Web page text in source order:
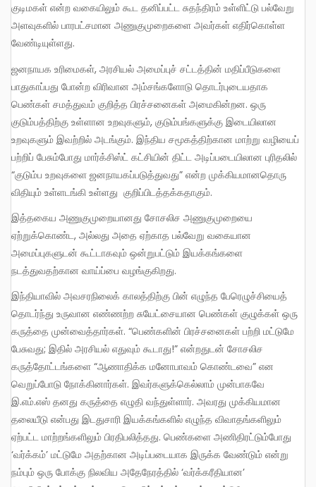
குடிமகள் என்ற வகையிலும் கூட தனிப்பட்ட சுதந்திரம் உள்ளிட்டு பல்வேறு
அளவுகளில் பாரபட்சமான அணுகுமுறைகளை அவர்கள் எதிர்கொள்ள
வேண்டியுள்ளது.
ஜனநாயக உரிமைகள், அரசியல் அமைப்புச் சட்டத்தின் மதிப்பீடுகளை
பாதுகாப்பது போன்ற விரிவான அம்சங்களோடு தொடர்புடையதாக
பெண்கள் சமத்துவம் குறித்த பிரச்சனைகள் அமைகின்றன. ஒரு
குடும்பத்திற்கு உள்ளான உறவுகளும், குடும்பங்களுக்கு இடையிலான
உறவுகளும் இவற்றில் அடங்கும். இந்திய சமூகத்திற்கான மாற்று வழியைப்
பற்றிப் பேசும்போது மார்க்சிஸ்ட் கட்சியின் திட்ட அடிப்படையிலான புரிதலில்
“குடும்ப உறவுகளை ஜனநாயகப்படுத்துவது” என்ற முக்கியமானதொரு
விதியும் உள்ளடங்கி உள்ளது குறிப்பிடத்தக்கதாகும்.
இத்தகைய அணுகுமுறையானது சோசலிச அணுகுமுறையை
ஏற்றுக்கொண்ட, அல்லது அதை ஏற்காத பல்வேறு வகையான
அமைப்புகளுடன் கூட்டாகவும் ஒன்றுபட்டும் இயக்கங்களை
நடத்துவதற்கான வாய்ப்பை வழங்குகிறது.
இந்தியாவில் அவசரநிலைக் காலத்திற்கு பின் எழுந்த பேரெழுச்சியைத்
தொடர்ந்து உருவான எண்ணற்ற சுயேட்சையான பெண்கள் குழுக்கள் ஒரு
கருத்தை முன்வைத்தார்கள். “பெண்களின் பிரச்சனைகள் பற்றி மட்டுமே
பேசுவது; இதில் அரசியல் எதுவும் கூடாது!” என்றதுடன் சோசலிச
கருத்தோட்டங்களை “ஆணாதிக்க மனோபாவம் கொண்டவை” என
வெறுப்போடு நோக்கினார்கள். இவர்களுக்கெல்லாம் முன்பாகவே
இ.எம்.எஸ் தனது கருத்தை எழுதி வந்துள்ளார். அவரது முக்கியமான
தலையீடு என்பது இடதுசாரி இயக்கங்களில் எழுந்த விவாதங்களிலும்
ஏற்பட்ட மாற்றங்களிலும் பிரதிபலித்தது. பெண்களை அணிதிரட்டும்போது
‘வர்க்கம்’ மட்டுமே அதற்கான அடிப்படையாக இருக்க வேண்டும் என்று
நம்பும் ஒரு போக்கு நிலவிய அதேநேரத்தில் ‘வர்க்கரீதியான’